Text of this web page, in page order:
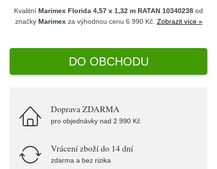
Kvalitní Marimex Florida 4,57 x 1,32 m RATAN 10340238 od
značky Marimexza výhodnou cenu 6 990 Kč. Zobrazit více »
DO OBCHODU
Doprava ZDARMA
pro objednávky nad 2.990 Kč
Vrácení zboží do 14 dní
zdarma a bez rizika